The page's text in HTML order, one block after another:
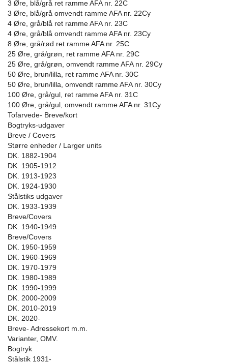
3 Øre, blå/grå ret ramme AFA nr. 22C
3 Øre, blå/grå omvendt ramme AFA nr. 22Cy
4 Øre, grå/blå ret ramme AFA nr. 23C
4 Øre, grå/blå omvendt ramme AFA nr. 23Cy
8 Øre, grå/rød ret ramme AFA nr. 25C
25 Øre, grå/grøn, ret ramme AFA nr. 29C
25 Øre, grå/grøn, omvendt ramme AFA nr. 29Cy
50 Øre, brun/lilla, ret ramme AFA nr. 30C
50 Øre, brun/lilla, omvendt ramme AFA nr. 30Cy
100 Øre, grå/gul, ret ramme AFA nr. 31C
100 Øre, grå/gul, omvendt ramme AFA nr. 31Cy
Tofarvede- Breve/kort
Bogtryks-udgaver
Breve / Covers
Større enheder / Larger units
DK. 1882-1904
DK. 1905-1912
DK. 1913-1923
DK. 1924-1930
Stålstiks udgaver
DK. 1933-1939
Breve/Covers
DK. 1940-1949
Breve/Covers
DK. 1950-1959
DK. 1960-1969
DK. 1970-1979
DK. 1980-1989
DK. 1990-1999
DK. 2000-2009
DK. 2010-2019
DK. 2020-
Breve- Adressekort m.m.
Varianter, OMV.
Bogtryk
Stålstik 1931-